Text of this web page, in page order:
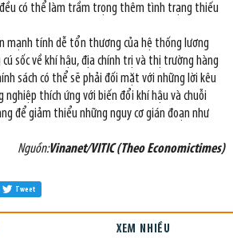
có thể làm trầm trọng thêm tình trạng thiếu
mạnh tính dễ tổn thương của hệ thống lương
sốc về khí hậu, địa chính trị và thị trường hàng
sách có thể sẽ phải đối mặt với những lời kêu
nghiệp thích ứng với biến đổi khí hậu và chuỗi
để giảm thiểu những nguy cơ gián đoạn như
Nguồn:Vinanet/VITIC (Theo Economictimes)
Tweet
XEM NHIỀU